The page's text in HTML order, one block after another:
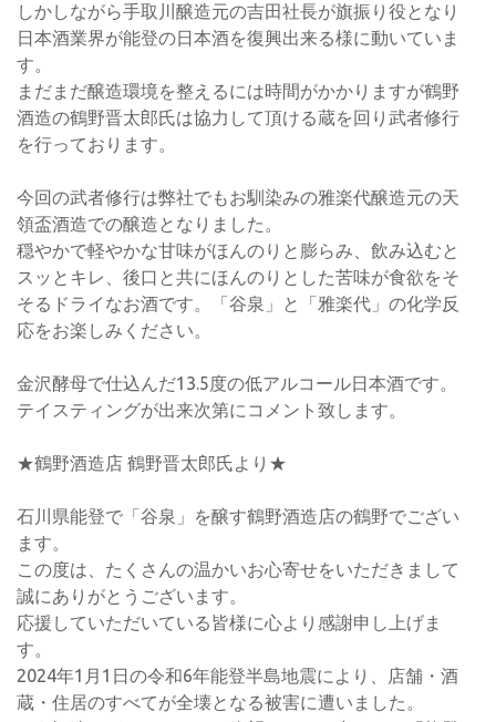
しかしながら手取川醸造元の吉田社長が旗振り役となり
日本酒業界が能登の日本酒を復興出来る様に動いていま
す。
まだまだ醸造環境を整えるには時間がかかりますが鶴野
酒造の鶴野晋太郎氏は協力して頂ける蔵を回り武者修行
を行っております。
今回の武者修行は弊社でもお馴染みの雅楽代醸造元の天
領盃酒造での醸造となりました。
穏やかで軽やかな甘味がほんのりと膨らみ、飲み込むと
スッとキレ、後口と共にほんのりとした苦味が食欲をそ
そるドライなお酒です。「谷泉」と「雅楽代」の化学反
応をお楽しみください。
金沢酵母で仕込んだ13.5度の低アルコール日本酒です。
テイスティングが出来次第にコメント致します。
★鶴野酒造店 鶴野晋太郎氏より★
石川県能登で「谷泉」を醸す鶴野酒造店の鶴野でござい
ます。
この度は、たくさんの温かいお心寄せをいただきまして
誠にありがとうございます。
応援していただいている皆様に心より感謝申し上げま
す。
2024年1月1日の令和6年能登半島地震により、店舗・酒
蔵・住居のすべてが全壊となる被害に遭いました。